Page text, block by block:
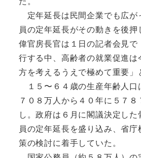
定年延長は民間企業でも広が
員の定年延長がその動きを後
偉官房長官は１日の記者会見
行する中、高齢者の就業促進は
方を考えるうえで極めて重要」
１５〜６４歳の生産年齢人口
７０８万人から４０年に５７
し。政府は６月に閣議決定し
員の定年延長を盛り込み、省
策の検討に着手していた。